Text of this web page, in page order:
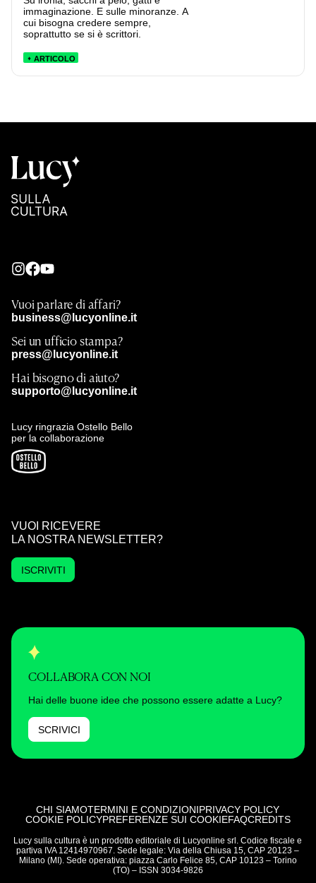
immaginazione. E sulle minoranze. A
cui bisogna credere sempre,
soprattutto se si è scrittori.
ARTICOLO
Vuoi parlare di affari?
business@lucyonline.it
Sei un ufficio stampa?
press@lucyonline.it
Hai bisogno di aiuto?
supporto@lucyonline.it
Lucy ringrazia Ostello Bello
per la collaborazione
VUOI RICEVERE
LA NOSTRA NEWSLETTER?
ISCRIVITI
COLLABORA CON NOI
Hai delle buone idee che possono essere adatte a Lucy?
SCRIVICI
CHI SIAMOTERMINI E CONDIZIONIPRIVACY POLICY
COOKIE POLICYPREFERENZE SUI COOKIEFAQCREDITS
Lucy sulla cultura è un prodotto editoriale di Lucyonline srl. Codice fiscale e
partiva IVA 12414970967. Sede legale: Via della Chiusa 15, CAP 20123 –
Milano (MI). Sede operativa: piazza Carlo Felice 85, CAP 10123 – Torino
(TO) – ISSN 3034-9826